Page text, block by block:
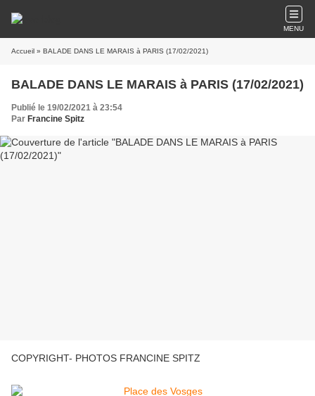
MENU
Accueil » BALADE DANS LE MARAIS à PARIS (17/02/2021)
BALADE DANS LE MARAIS à PARIS (17/02/2021)
Publié le 19/02/2021 à 23:54
Par Francine Spitz
COPYRIGHT- PHOTOS FRANCINE SPITZ